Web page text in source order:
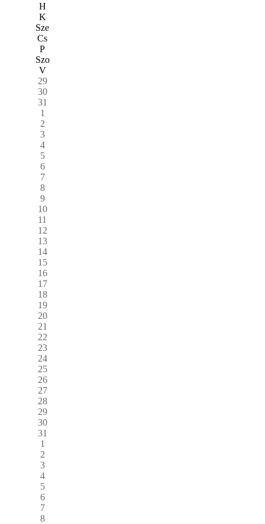
H
K
Sze
Cs
P
Szo
V
29
30
31
1
2
3
4
5
6
7
8
9
10
11
12
13
14
15
16
17
18
19
20
21
22
23
24
25
26
27
28
29
30
31
1
2
3
4
5
6
7
8